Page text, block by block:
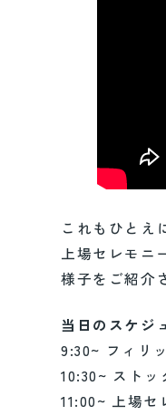
これもひとえ
上場セレモニ
様子をご紹介
当日のスケジ
9:30~ フィリ
10:30~ スト
11:00~ 上場セ